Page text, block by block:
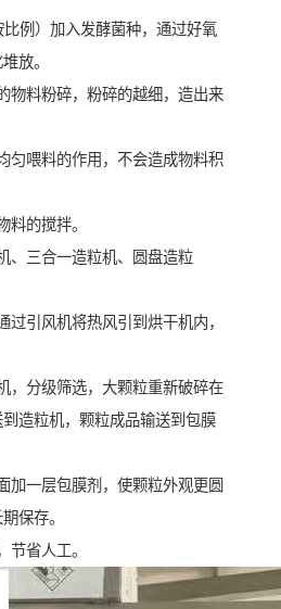
例）加入发酵菌种，通过好氧
放。
物料粉碎，粉碎的越细，造出来
匀喂料的作用，不会造成物料积
料的搅拌。
、三合一造粒机、圆盘造粒
过引风机将热风引到烘干机内，
，分级筛选，大颗粒重新破碎在
造粒机，颗粒成品输送到包膜
加一层包膜剂，使颗粒外观更圆
保存。
节省人工。